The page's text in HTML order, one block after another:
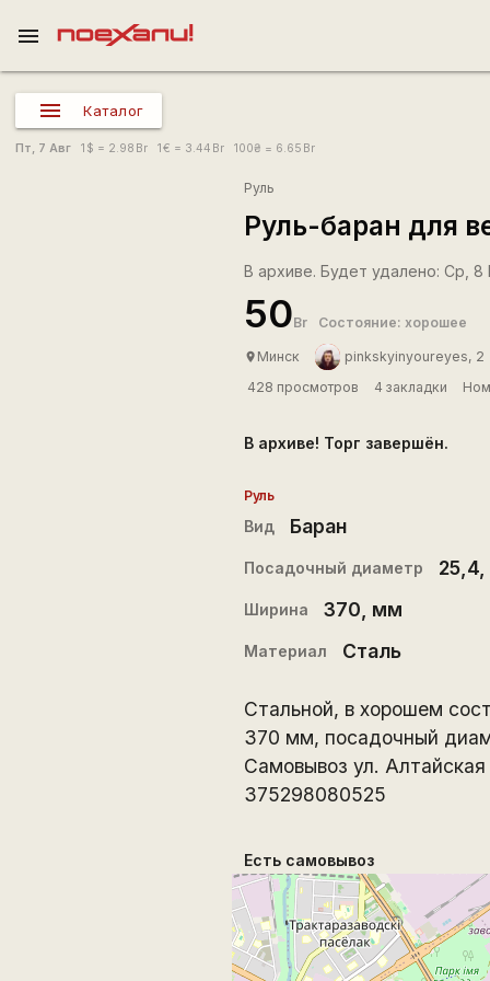
menu
Каталог
Пт, 7 Авг 1 $ = 2.98 Br 1€ = 3.44 Br 100₴ = 6.65 Br
Руль
Руль-баран для
В архиве. Будет удалено: Ср, 8
50Br Состояние: хорошее
place Минск
pinkskyinyoureyes, 2
428 просмотров
4 закладки
В архиве! Торг завершён.
Руль
Вид Баран
Посадочный диаметр 25,4,
Ширина 370 , мм
Материал Сталь
Стальной, в хорошем
370 мм, посадочный
Самовывоз ул.
375298080525
Есть самовывоз